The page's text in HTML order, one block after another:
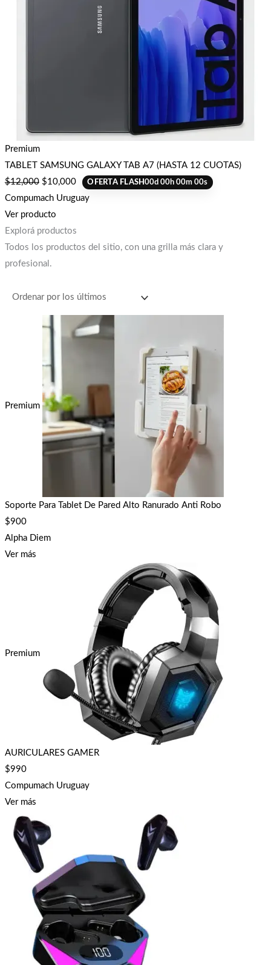
Premium
TABLET SAMSUNG GALAXY TAB A7 (HASTA 12 CUOTAS)
$12,000 $10,000 OFERTA FLASH00d00h00m00s
Compumach Uruguay
Ver producto
Explorá productos
Todos los productos del sitio, con una grilla más clara y
profesional.
Premium
Soporte Para Tablet De Pared Alto Ranurado Anti Robo
$900
Alpha Diem
Ver más
Premium
AURICULARES GAMER
$990
Compumach Uruguay
Ver más